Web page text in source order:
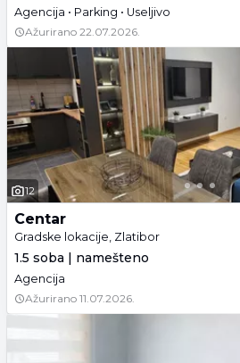
Agencija • Parking • Useljivo
Ažurirano 22.07.2026.
12
Centar
Gradske lokacije, Zlatibor
1.5 soba | namešteno
Agencija
Ažurirano 11.07.2026.